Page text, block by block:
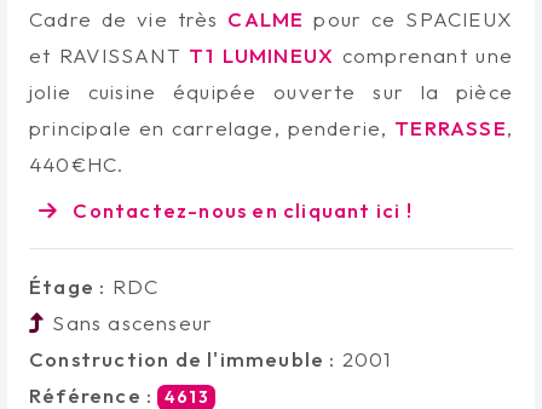
Cadre de vie très CALME pour ce SPACIEUX
et RAVISSANT T1 LUMINEUX comprenant une
jolie cuisine équipée ouverte sur la pièce
principale en carrelage, penderie, TERRASSE,
440€HC.
Contactez-nous en cliquant ici !
Étage : RDC
Sans ascenseur
Construction de l'immeuble : 2001
Référence : 4613